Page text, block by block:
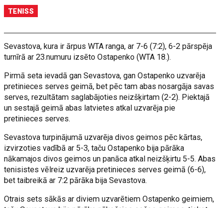
TENISS
Sevastova, kura ir ārpus WTA ranga, ar 7-6 (7:2), 6-2 pārspēja
turnīrā ar 23.numuru izsēto Ostapenko (WTA 18.).
Pirmā seta ievadā gan Sevastova, gan Ostapenko uzvarēja
pretinieces serves geimā, bet pēc tam abas nosargāja savas
serves, rezultātam saglabājoties neizšķirtam (2-2). Piektajā
un sestajā geimā abas latvietes atkal uzvarēja pie
pretinieces serves.
Sevastova turpinājumā uzvarēja divos geimos pēc kārtas,
izvirzoties vadībā ar 5-3, taču Ostapenko bija pārāka
nākamajos divos geimos un panāca atkal neizšķirtu 5-5. Abas
tenisistes vēlreiz uzvarēja pretinieces serves geimā (6-6),
bet taibreikā ar 7:2 pārāka bija Sevastova.
Otrais sets sākās ar diviem uzvarētiem Ostapenko geimiem,